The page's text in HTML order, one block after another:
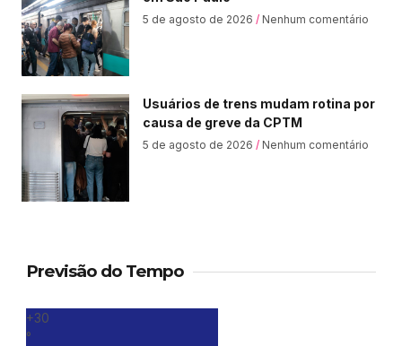
5 de agosto de 2026 Nenhum comentário
Usuários de trens mudam rotina por
causa de greve da CPTM
5 de agosto de 2026 Nenhum comentário
Previsão do Tempo
+30
°